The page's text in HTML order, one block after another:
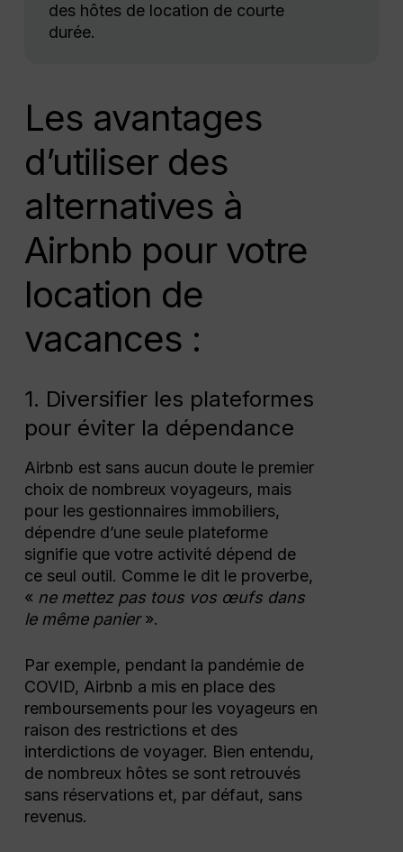
des hôtes de location de courte
durée.
Les avantages
d’utiliser des
alternatives à
Airbnb pour votre
location de
vacances :
1. Diversifier les plateformes
pour éviter la dépendance
Airbnb est sans aucun doute le premier
choix de nombreux voyageurs, mais
pour les gestionnaires immobiliers,
dépendre d’une seule plateforme
signifie que votre activité dépend de
ce seul outil. Comme le dit le proverbe,
« ne mettez pas tous vos œufs dans
le même panier».
Par exemple, pendant la pandémie de
COVID, Airbnb a mis en place des
remboursements pour les voyageurs en
raison des restrictions et des
interdictions de voyager. Bien entendu,
de nombreux hôtes se sont retrouvés
sans réservations et, par défaut, sans
revenus.